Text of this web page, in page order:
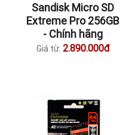
Sandisk Micro SD
Extreme Pro 256GB
- Chính hãng
Giá từ: 2.890.000đ